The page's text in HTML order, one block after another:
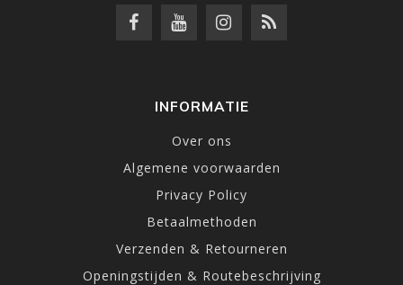
INFORMATIE
Over ons
Algemene voorwaarden
Privacy Policy
Betaalmethoden
Verzenden & Retourneren
Openingstijden & Routebeschrijving